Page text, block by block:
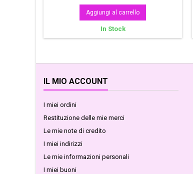
Aggiungi al carrello
In Stock
IL MIO ACCOUNT
I miei ordini
Restituzione delle mie merci
Le mie note di credito
I miei indirizzi
Le mie informazioni personali
I miei buoni